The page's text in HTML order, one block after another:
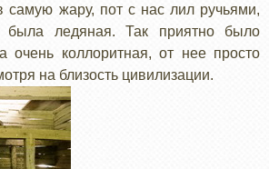
жару, пот с нас лил ручьями,
ледяная. Так приятно было
очень коллоритная, от нее просто
на близость цивилизации.